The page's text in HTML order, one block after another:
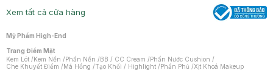
Xem tất cả cửa hàng
Mỹ Phẩm High-End
Trang Điểm Mặt
Kem Lót /Kem Nền /Phấn Nền /BB / CC Cream /Phấn Nước Cushion /
Che Khuyết Điểm /Má Hồng /Tạo Khối / Highlight /Phấn Phủ /Xịt Khoá Makeup